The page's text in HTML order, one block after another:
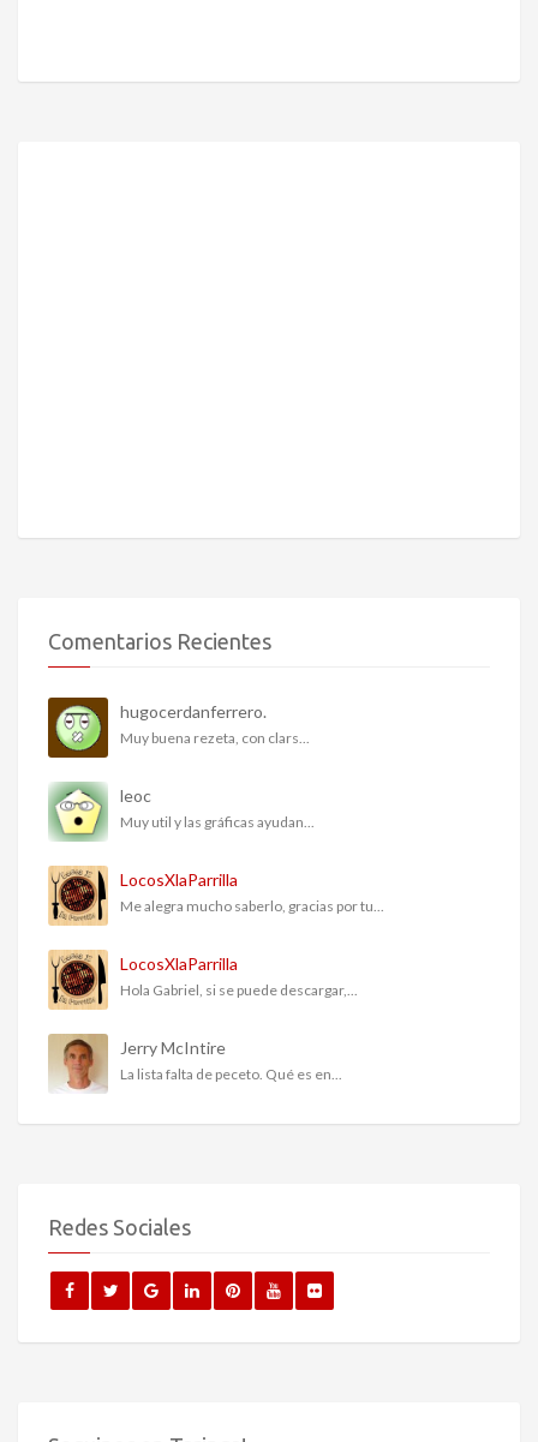
Comentarios Recientes
hugocerdanferrero.
Muy buena rezeta, con clars...
leoc
Muy util y las gráficas ayudan...
LocosXlaParrilla
Me alegra mucho saberlo, gracias por tu...
LocosXlaParrilla
Hola Gabriel, si se puede descargar,...
Jerry McIntire
La lista falta de peceto. Qué es en...
Redes Sociales